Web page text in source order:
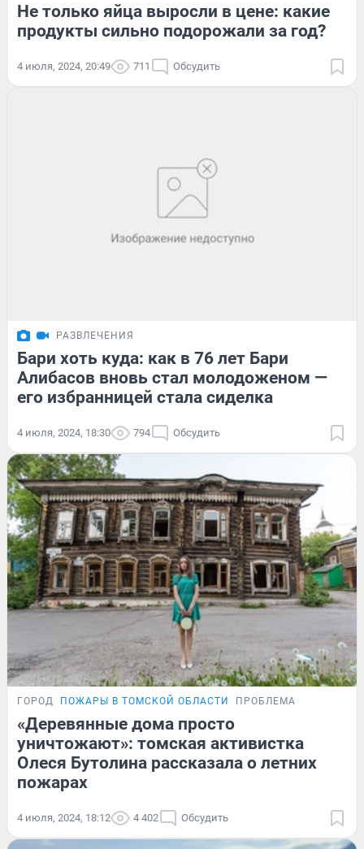
Не только яйца выросли в цене: какие
продукты сильно подорожали за год?
4 июля, 2024, 20:49 711 Обсудить
РАЗВЛЕЧЕНИЯ
Бари хоть куда: как в 76 лет Бари
Алибасов вновь стал молодоженом —
его избранницей стала сиделка
4 июля, 2024, 18:30 794 Обсудить
ГОРОД ПОЖАРЫ В ТОМСКОЙ ОБЛАСТИ ПРОБЛЕМА
«Деревянные дома просто
уничтожают»: томская активистка
Олеся Бутолина рассказала о летних
пожарах
4 июля, 2024, 18:12 4 402 Обсудить